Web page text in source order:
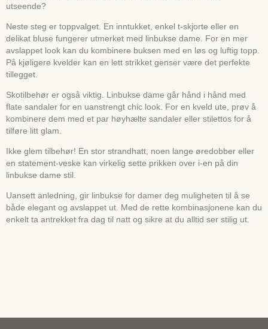
utseende?
Neste steg er toppvalget. En inntukket, enkel t-skjorte eller en
delikat bluse fungerer utmerket med linbukse dame. For en mer
avslappet look kan du kombinere buksen med en løs og luftig topp.
På kjøligere kvelder kan en lett strikket genser være det perfekte
tillegget.
Skotilbehør er også viktig. Linbukse dame går hånd i hånd med
flate sandaler for en uanstrengt chic look. For en kveld ute, prøv å
kombinere dem med et par høyhælte sandaler eller stilettos for å
tilføre litt glam.
Ikke glem tilbehør! En stor strandhatt, noen lange øredobber eller
en statement-veske kan virkelig sette prikken over i-en på din
linbukse dame stil.
Uansett anledning, gir linbukse for damer deg muligheten til å se
både elegant og avslappet ut. Med de rette kombinasjonene kan du
enkelt ta antrekket fra dag til natt og sikre at du alltid ser stilig ut.